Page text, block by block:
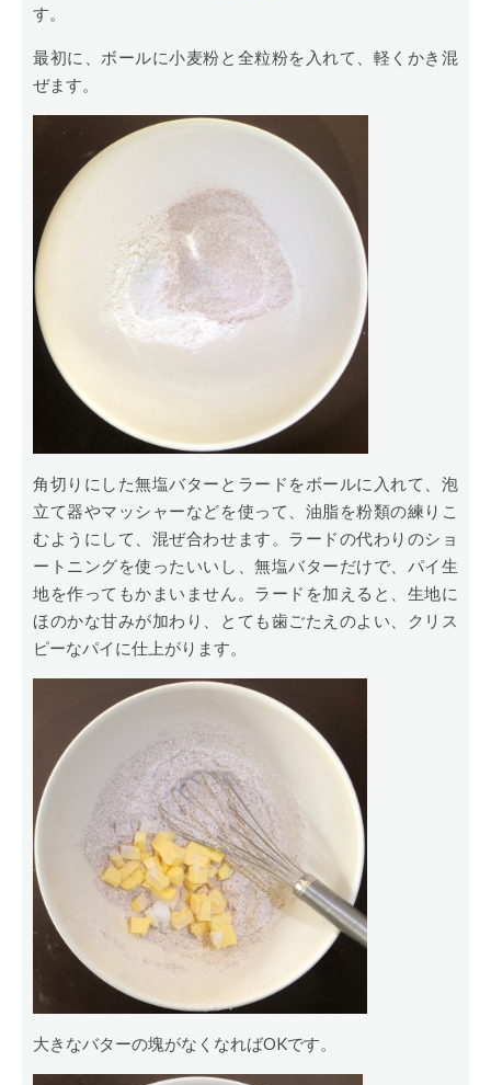
す。
最初に、ボールに小麦粉と全粒粉を入れて、軽くかき混
ぜます。
角切りにした無塩バターとラードをボールに入れて、泡
立て器やマッシャーなどを使って、油脂を粉類の練りこ
むようにして、混ぜ合わせます。ラードの代わりのショ
ートニングを使ったいいし、無塩バターだけで、パイ生
地を作ってもかまいません。ラードを加えると、生地に
ほのかな甘みが加わり、とても歯ごたえのよい、クリス
ピーなパイに仕上がります。
大きなバターの塊がなくなればOKです。